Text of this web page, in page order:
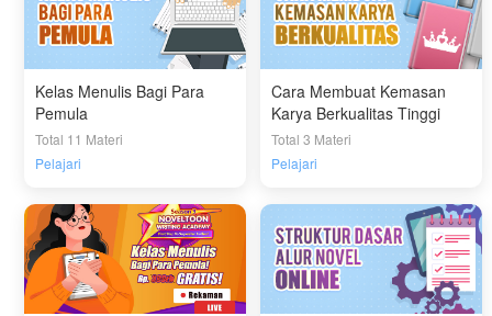
Kelas Menulis Bagi Para
Pemula
Total 11 Materi
Pelajari
Cara Membuat Kemasan
Karya Berkualitas Tinggi
Total 3 Materi
Pelajari